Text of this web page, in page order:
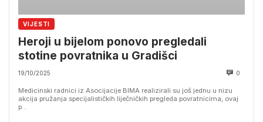
VIJESTI
Heroji u bijelom ponovo pregledali
stotine povratnika u Gradišci
19/10/2025 0
Medicinski radnici iz Asocijacije BIMA realizirali su još jednu u nizu
akcija pružanja specijalističkih liječničkih pregleda povratnicima, ovaj
p...